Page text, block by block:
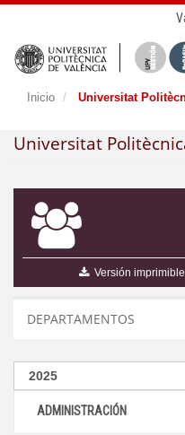
Inicio Universitat
Universitat
Versión
DEPARTAMENTOS
ADMINISTRACIÓN